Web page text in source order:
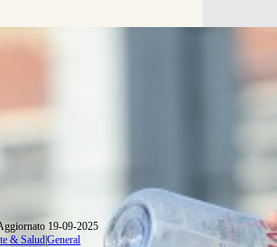
19-09-2025
& Salud|General